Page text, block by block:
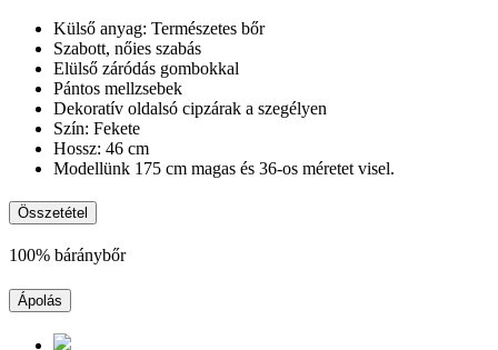
Külső anyag: Természetes bőr
Szabott, nőies szabás
Elülső záródás gombokkal
Pántos mellzsebek
Dekoratív oldalsó cipzárak a szegélyen
Szín: Fekete
Hossz: 46 cm
Modellünk 175 cm magas és 36-os méretet visel.
Összetétel
100% báránybőr
Ápolás